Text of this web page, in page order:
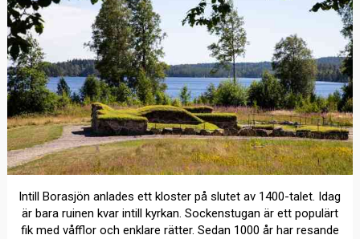
Intill Borasjön anlades ett kloster på slutet av 1400-talet. Idag
är bara ruinen kvar intill kyrkan. Sockenstugan är ett populärt
fik med våfflor och enklare rätter. Sedan 1000 år har resande